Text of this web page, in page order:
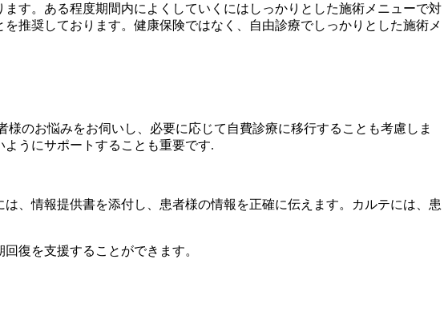
す。ある程度期間内によくしていくにはしっかりとした施術メニューで対
推奨しております。健康保険ではなく、自由診療でしっかりとした施術メ
のお悩みをお伺いし、必要に応じて自費診療に移行することも考慮しま
うにサポートすることも重要です.
、情報提供書を添付し、患者様の情報を正確に伝えます。カルテには、患
復を支援することができます。